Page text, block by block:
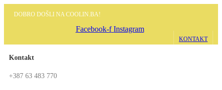
DOBRO DOŠLI NA COOLIN.BA!
Facebook-f Instagram
KONTAKT
Kontakt
+387 63 483 770